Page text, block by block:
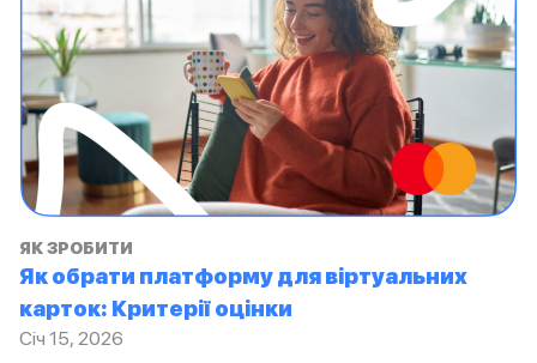
ЯК ЗРОБИТИ
Як обрати платформу для віртуальних
карток: Критерії оцінки
Січ 15, 2026